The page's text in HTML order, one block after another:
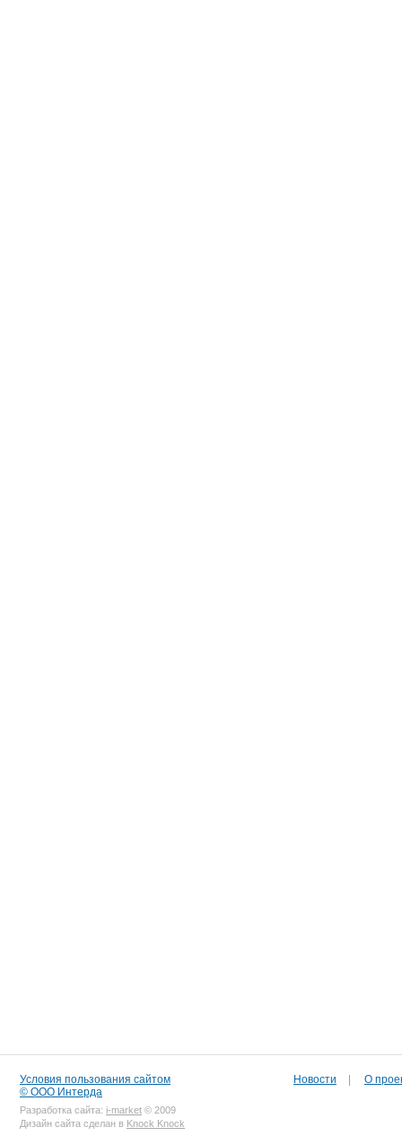
Условия пользования сайтом
© ООО Интерда
Разработка сайта: i-market © 2009
Дизайн сайта сделан в Knock Knock
Новости О